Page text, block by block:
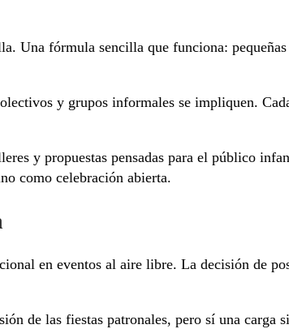
Una fórmula sencilla que funciona:
y grupos informales se impliquen.
y propuestas pensadas para el público
como celebración abierta.
en eventos al aire libre. La decisión de
de las fiestas patronales, pero sí una carga